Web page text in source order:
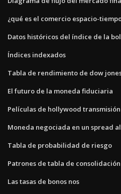
¿qué es el comercio espacio-
Datos históricos del índice de la
Índices indexados
Tabla de rendimiento de dow
El futuro de la moneda fiduciaria
Películas de hollywood
Moneda negociada en un spread
Tabla de probabilidad de riesgo
Patrones de tabla de consolidación
Las tasas de bonos nos